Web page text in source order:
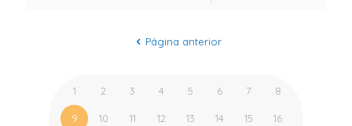
Página anterior
1 2 3 4 5 6 7 8
9 10 11 12 13 14 15 16